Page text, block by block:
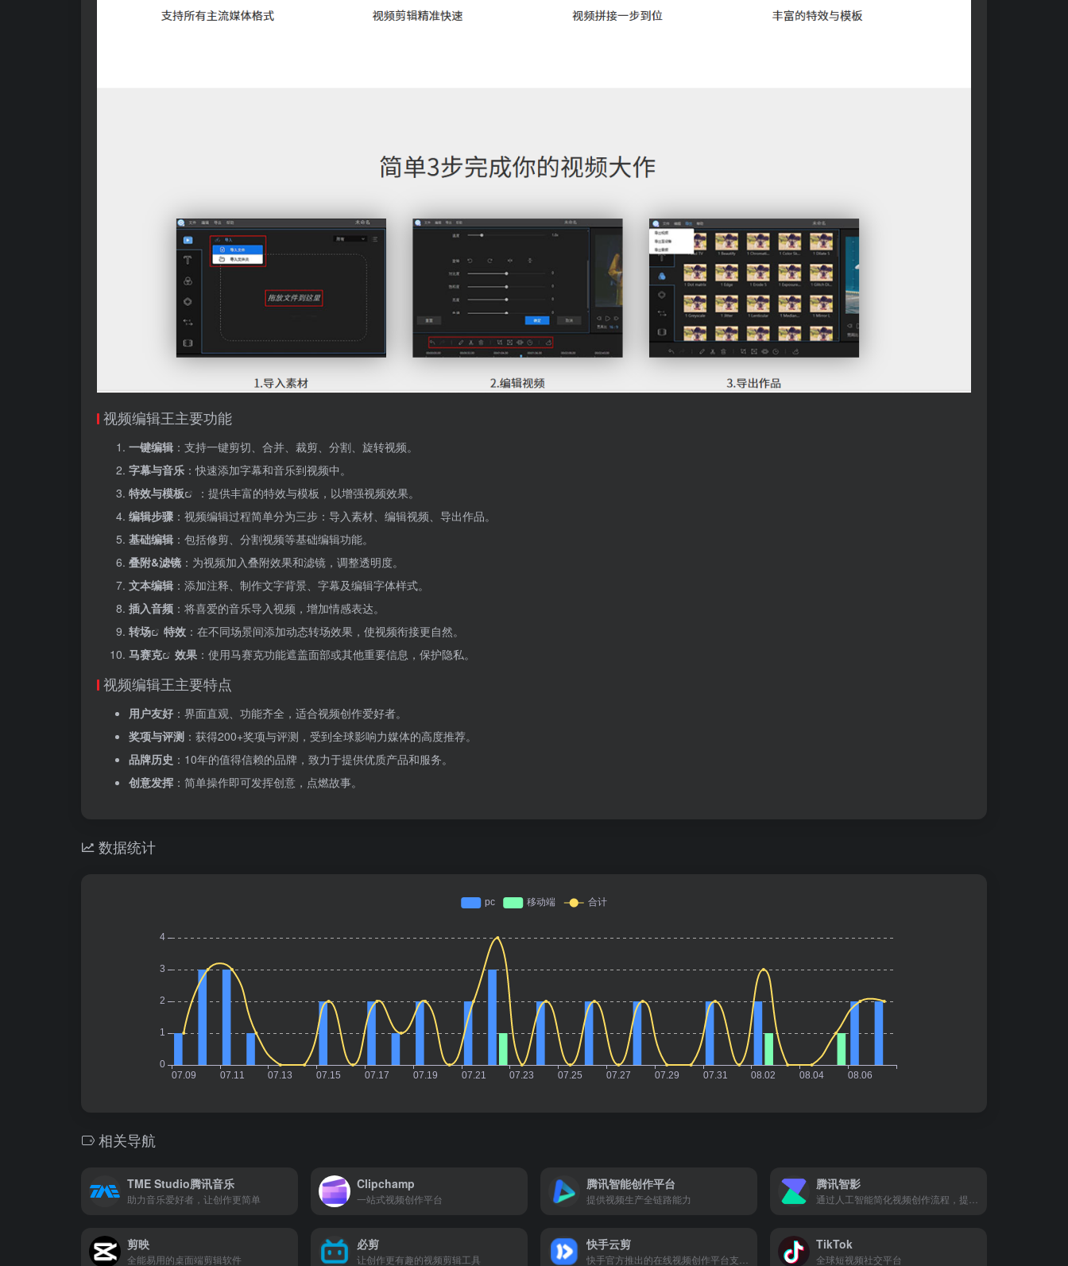
视频编辑王主要功能
一键编辑 ：支持一键剪切、合并、裁剪、分割、旋转视频。
字幕与音乐 ：快速添加字幕和音乐到视频中。
特效与模板
：提供丰富的特效与模板，以增强视频效果。
编辑步骤 ：视频编辑过程简单分为三步：导入素材、编辑视频、导出作品。
基础编辑 ：包括修剪、分割视频等基础编辑功能。
叠附&滤镜 ：为视频加入叠附效果和滤镜，调整透明度。
文本编辑 ：添加注释、制作文字背景、字幕及编辑字体样式。
插入音频 ：将喜爱的音乐导入视频，增加情感表达。
转场
特效 ：在不同场景间添加动态转场效果，使视频衔接更自然。
马赛克
效果 ：使用马赛克功能遮盖面部或其他重要信息，保护隐私。
视频编辑王主要特点
用户友好 ：界面直观、功能齐全，适合视频创作爱好者。
奖项与评测 ：获得200+奖项与评测，受到全球影响力媒体的高度推荐。
品牌历史 ：10年的值得信赖的品牌，致力于提供优质产品和服务。
创意发挥 ：简单操作即可发挥创意，点燃故事。
数据统计
相关导航
TME Studio腾讯音乐
助力音乐爱好者，让创作更简单
Clipchamp
一站式视频创作平台
腾讯智能创作平台
提供视频生产全链路能力
腾讯智影
剪映
全能易用的桌面端剪辑软件
必剪
让创作更有趣的视频剪辑工具
快手云剪 TikTok
全球短视频社交平台